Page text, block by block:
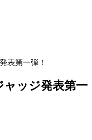
表第一弾！
ャッジ発表第一